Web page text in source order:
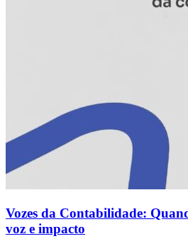
Vozes da Contabilidade:
voz e impacto